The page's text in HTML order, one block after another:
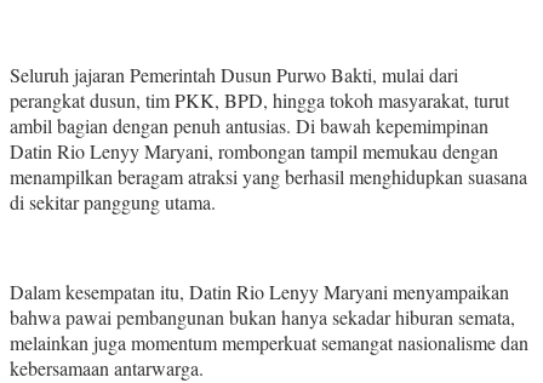
Seluruh jajaran Pemerintah Dusun Purwo Bakti, mulai dari
perangkat dusun, tim PKK, BPD, hingga tokoh masyarakat, turut
ambil bagian dengan penuh antusias. Di bawah kepemimpinan
Datin Rio Lenyy Maryani, rombongan tampil memukau dengan
menampilkan beragam atraksi yang berhasil menghidupkan suasana
di sekitar panggung utama.
Dalam kesempatan itu, Datin Rio Lenyy Maryani menyampaikan
bahwa pawai pembangunan bukan hanya sekadar hiburan semata,
melainkan juga momentum memperkuat semangat nasionalisme dan
kebersamaan antarwarga.